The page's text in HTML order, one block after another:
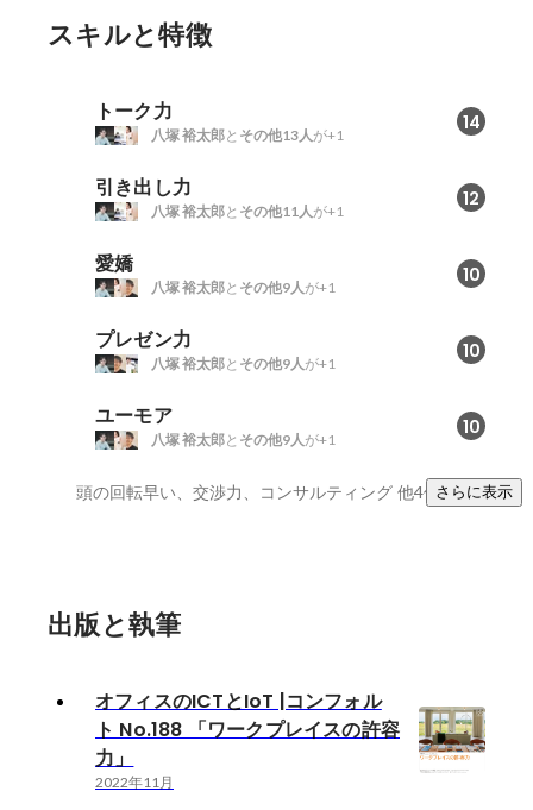
スキルと特徴
トーク力 14
八塚 裕太郎と その他13人が+1
引き出し力 12
八塚 裕太郎と その他11人が+1
愛嬌 10
八塚 裕太郎と その他9人が+1
プレゼン力 10
八塚 裕太郎と その他9人が+1
ユーモア 10
八塚 裕太郎と その他9人が+1
頭の回転早い、交渉力、コンサルティング 他4件さらに表示
出版と執筆
オフィスのICTとIoT |コンフォル
ト No.188 「ワークプレイスの許容
力」
2022年11月